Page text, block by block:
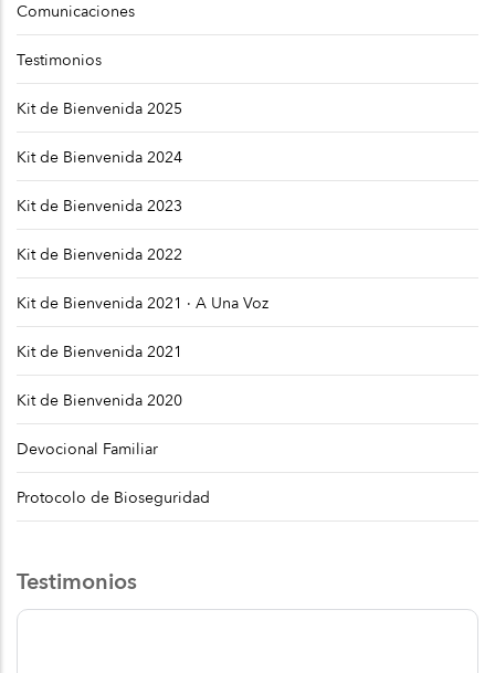
Testimonios
Comunicaciones
Testimonios
Kit de Bienvenida 2025
Kit de Bienvenida 2024
Kit de Bienvenida 2023
Kit de Bienvenida 2022
Kit de Bienvenida 2021 · A Una Voz
Kit de Bienvenida 2021
Kit de Bienvenida 2020
Devocional Familiar
Protocolo de Bioseguridad